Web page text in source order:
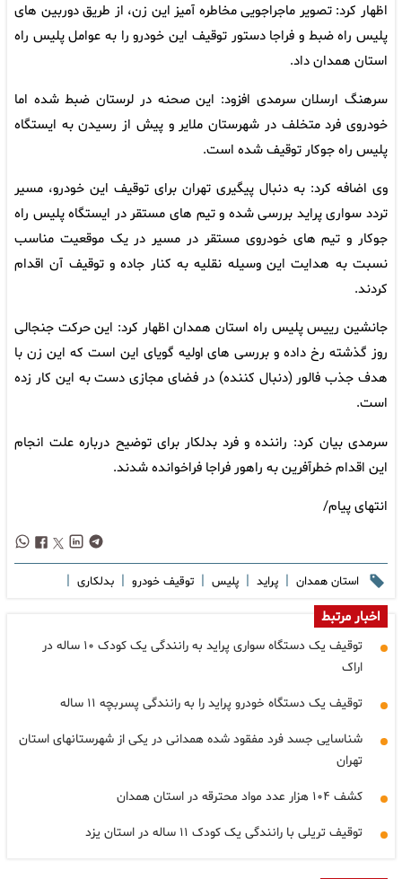
اظهار کرد: تصویر ماجراجویی مخاطره آمیز این زن، از طریق دوربین های
پلیس راه ضبط و فراجا دستور توقیف این خودرو را به عوامل پلیس راه
استان همدان داد.
سرهنگ ارسلان سرمدی افزود: این صحنه در لرستان ضبط شده اما
خودروی فرد متخلف در شهرستان ملایر و پیش از رسیدن به ایستگاه
پلیس راه جوکار توقیف شده است.
وی اضافه کرد: به دنبال پیگیری تهران برای توقیف این خودرو، مسیر
تردد سواری پراید بررسی شده و تیم های مستقر در ایستگاه پلیس راه
جوکار و تیم های خودروی مستقر در مسیر در یک موقعیت مناسب
نسبت به هدایت این وسیله نقلیه به کنار جاده و توقیف آن اقدام
کردند.
جانشین رییس پلیس راه استان همدان اظهار کرد: این حرکت جنجالی
روز گذشته رخ داده و بررسی های اولیه گویای این است که این زن با
هدف جذب فالور (دنبال کننده) در فضای مجازی دست به این کار زده
است.
سرمدی بیان کرد: راننده و فرد بدلکار برای توضیح درباره علت انجام
این اقدام خطرآفرین به راهور فراجا فراخوانده شدند.
انتهای پیام/
استان همدان | پراید | پلیس | توقیف خودرو | بدلکاری |
اخبار مرتبط
توقیف یک دستگاه سواری پراید به رانندگی یک کودک ۱۰ ساله در
اراک
توقیف یک دستگاه خودرو پراید را به رانندگی پسربچه ۱۱ ساله
شناسایی جسد فرد مفقود شده همدانی در یکی از شهرستانهای استان
تهران
کشف ۱۰۴ هزار عدد مواد محترقه در استان همدان
توقیف تریلی با رانندگی یک کودک ۱۱ ساله در استان یزد